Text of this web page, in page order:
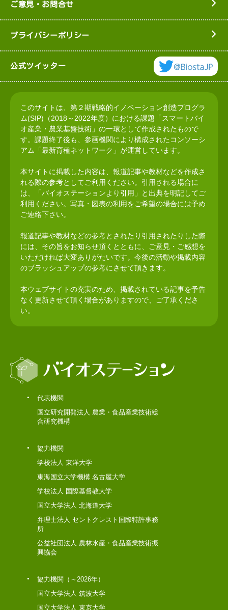
代表機関
国立研究開発法人 農業・食品産業技術総
合研究機構
協力機関
学校法人 東洋大学
東海国立大学機構 名古屋大学
学校法人 国際基督教大学
国立大学法人 北海道大学
弁理士法人 セントクレスト国際特許事務
所
公益社団法人 農林水産・食品産業技術振
興協会
協力機関（～2026年）
国立大学法人 筑波大学
国立大学法人 東京大学
ご意見・お問合せ
プライバシーポリシー
公式ツイッター
このサイトは、第２期戦略的イノベーション創造プログラ
ム(SIP)（2018～2022年度）における課題「スマートバイ
オ産業・農業基盤技術」の一環として作成されたもので
す。課題終了後も、参画機関により構成されたコンソーシ
アム「最新育種ネットワーク」が運営しています。
本サイトに掲載した内容は、報道記事や教材などを作成さ
れる際の参考としてご利用ください。引用される場合に
は、「バイオステーションより引用」と出典を明記してご
利用ください。写真・図表の利用をご希望の場合には予め
ご連絡下さい。
報道記事や教材などの参考とされたり引用されたりした際
には、その旨をお知らせ頂くとともに、ご意見・ご感想を
いただければ大変ありがたいです。今後の活動や掲載内容
のブラッシュアップの参考にさせて頂きます。
本ウェブサイトの充実のため、掲載されている記事を予告
なく更新させて頂く場合がありますので、ご了承くださ
い。